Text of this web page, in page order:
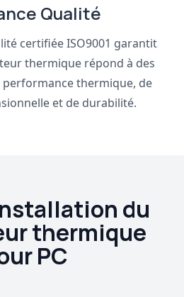
Qualité
certifiée ISO9001 garantit
thermique répond à des
thermique, de
et de durabilité.
du
thermique
PC